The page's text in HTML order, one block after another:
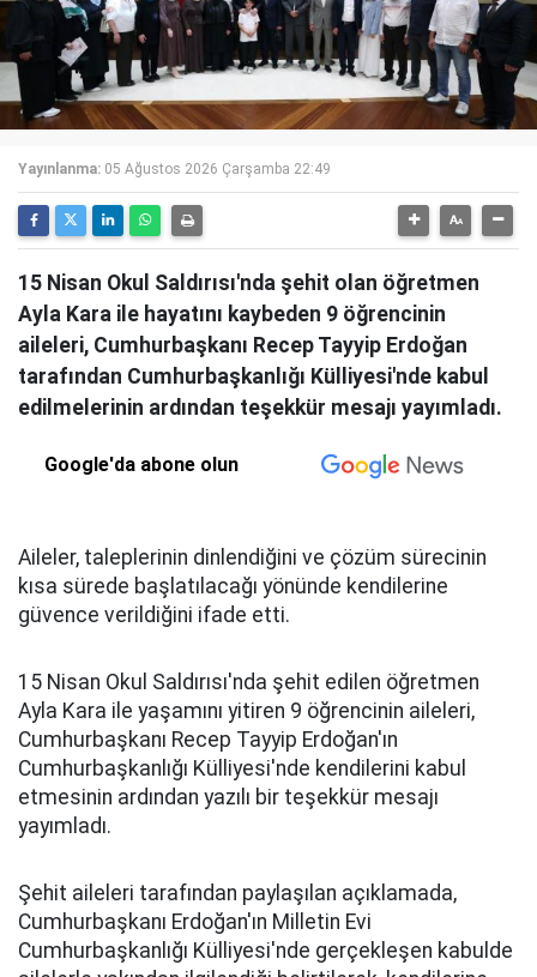
Yayınlanma: 05 Ağustos 2026 Çarşamba 22:49
15 Nisan Okul Saldırısı'nda şehit olan öğretmen
Ayla Kara ile hayatını kaybeden 9 öğrencinin
aileleri, Cumhurbaşkanı Recep Tayyip Erdoğan
tarafından Cumhurbaşkanlığı Külliyesi'nde kabul
edilmelerinin ardından teşekkür mesajı yayımladı.
Google'da abone olun
Aileler, taleplerinin dinlendiğini ve çözüm sürecinin
kısa sürede başlatılacağı yönünde kendilerine
güvence verildiğini ifade etti.
15 Nisan Okul Saldırısı'nda şehit edilen öğretmen
Ayla Kara ile yaşamını yitiren 9 öğrencinin aileleri,
Cumhurbaşkanı Recep Tayyip Erdoğan'ın
Cumhurbaşkanlığı Külliyesi'nde kendilerini kabul
etmesinin ardından yazılı bir teşekkür mesajı
yayımladı.
Şehit aileleri tarafından paylaşılan açıklamada,
Cumhurbaşkanı Erdoğan'ın Milletin Evi
Cumhurbaşkanlığı Külliyesi'nde gerçekleşen kabulde